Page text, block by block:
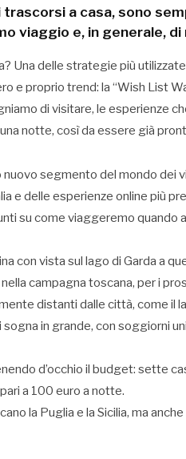
a casa, sono
viaggio e, in generale,
Una delle strategie più
e proprio trend: la “Wish List
di visitare, le esperienze
notte, così da essere già
nuovo segmento del mondo dei
e delle esperienze online più
su come viaggeremo quando
con vista sul lago di Garda a
campagna toscana, per i
distanti dalle città, come il
in grande, con soggiorni
d’occhio il budget: sette
a 100 euro a notte.
la Puglia e la Sicilia, ma